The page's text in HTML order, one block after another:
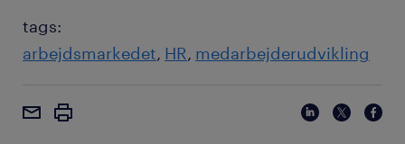
tags:
arbejdsmarkedet HR medarbejderudvikling